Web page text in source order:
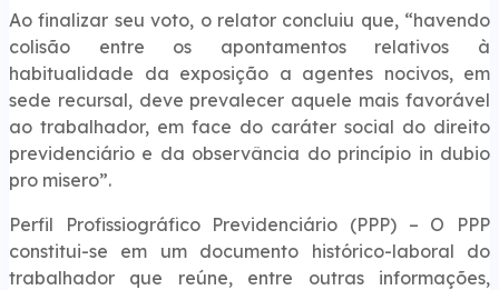
Ao finalizar seu voto, o relator concluiu que, “havendo
colisão entre os apontamentos relativos à
habitualidade da exposição a agentes nocivos, em
sede recursal, deve prevalecer aquele mais favorável
ao trabalhador, em face do caráter social do direito
previdenciário e da observância do princípio in dubio
pro misero”.
Perfil Profissiográfico Previdenciário (PPP) – O PPP
constitui-se em um documento histórico-laboral do
trabalhador que reúne, entre outras informações,